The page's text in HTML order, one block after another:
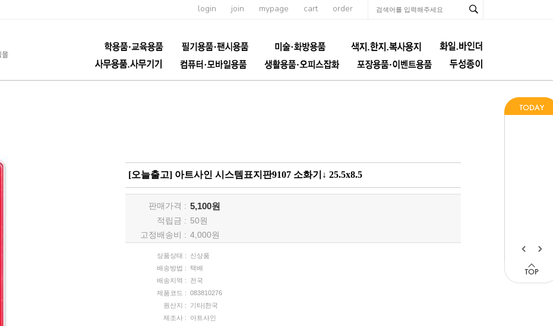
login join mypage cart order
[오늘출고] 아트사인 시스템표지판9107 소화기↓ 25.5x8.5
판매가격 : 5,100원
적립금 : 50원
고정배송비 : 4,000원
상품상태 :
신상품
배송방법 :
택배
배송지역 :
전국
제품코드 : 083810276
원산지 :
기타|한국
제조사 :
아트사인